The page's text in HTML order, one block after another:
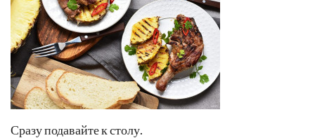
Сразу подавайте к столу.